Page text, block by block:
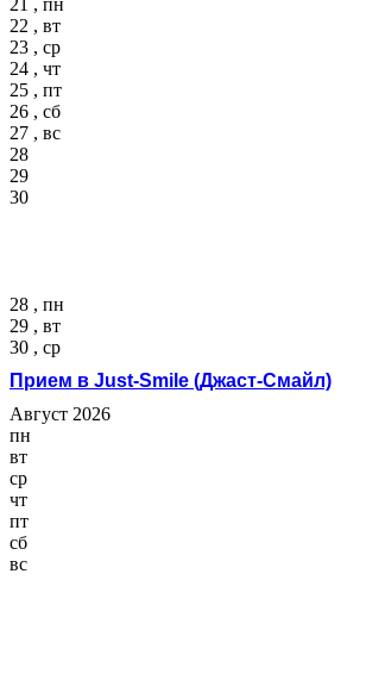
22 , вт
23 , ср
24 , чт
25 , пт
26 , сб
27 , вс
28
29
30
28 , пн
29 , вт
30 , ср
Прием в Just-Smile (Джаст-Смайл)
Август 2026
пн
вт
ср
чт
пт
сб
вс